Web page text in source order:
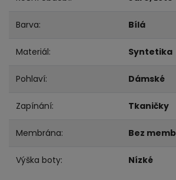
Barva: Bílá
Materiál: Syntetika
Pohlaví: Dámské
Zapínání: Tkaničky
Membrána: Bez
Výška boty: Nízké